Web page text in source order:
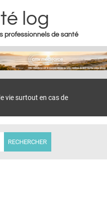
log
professionnels de santé
vie surtout en cas de